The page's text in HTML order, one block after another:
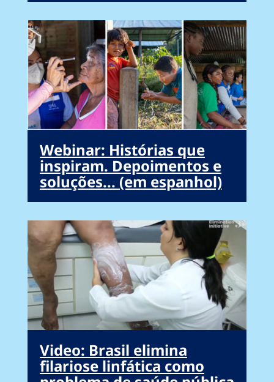
Webinar: Histórias que
inspiram. Depoimentos e
soluções... (em espanhol)
Video: Brasil elimina
filariose linfática como